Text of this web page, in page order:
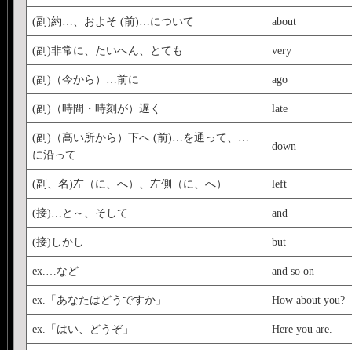
(副)約…、およそ (前)…について about
(副)非常に、たいへん、とても very
(副)（今から）…前に ago
(副)（時間・時刻が）遅く late
(副)（高い所から）下へ (前)…を通って、…
に沿って
down
(副、名)左（に、へ）、左側（に、へ） left
(接)…と～、そして and
(接)しかし but
ex.…など and so on
ex.「あなたはどうですか」 How about you?
ex.「はい、どうぞ」 Here you are.